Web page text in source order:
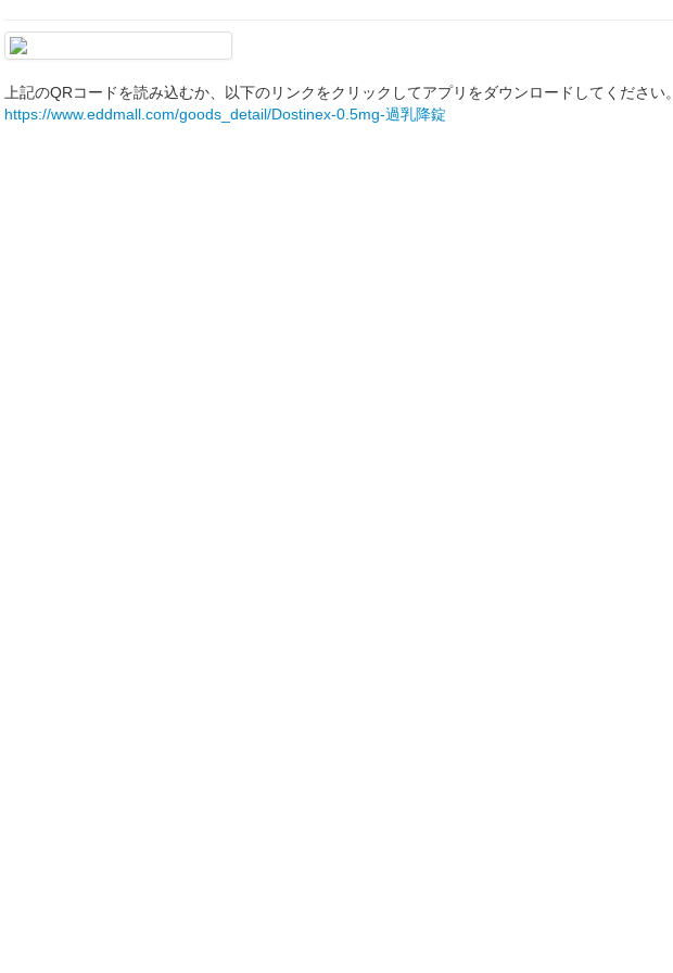
上記のQRコードを読み込むか、以下のリンクをクリックしてアプリをダウンロードしてください。
https://www.eddmall.com/goods_detail/Dostinex-0.5mg-過乳降錠